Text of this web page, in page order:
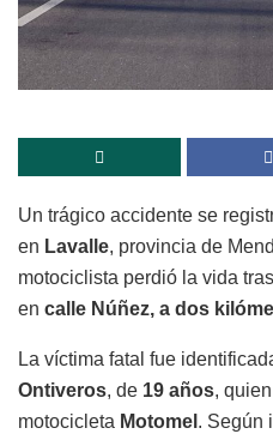
Un trágico accidente se
en Lavalle, provincia de
motociclista perdió la vida
en calle Núñez, a dos
La víctima fatal fue
Ontiveros, de 19 años,
motocicleta Motomel . Según